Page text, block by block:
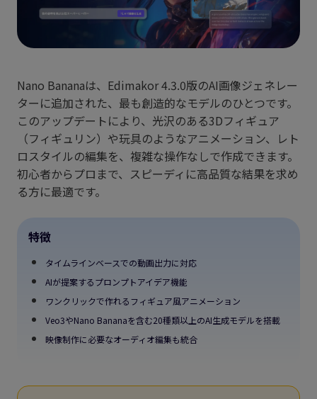
Nano Bananaは、Edimakor 4.3.0版のAI画像ジェネレー
ターに追加された、最も創造的なモデルのひとつです。
このアップデートにより、光沢のある3Dフィギュア
（フィギュリン）や玩具のようなアニメーション、レト
ロスタイルの編集を、複雑な操作なしで作成できます。
初心者からプロまで、スピーディに高品質な結果を求め
る方に最適です。
特徴
タイムラインベースでの動画出力に対応
AIが提案するプロンプトアイデア機能
ワンクリックで作れるフィギュア風アニメーション
Veo3やNano Bananaを含む20種類以上のAI生成モデルを搭載
映像制作に必要なオーディオ編集も統合